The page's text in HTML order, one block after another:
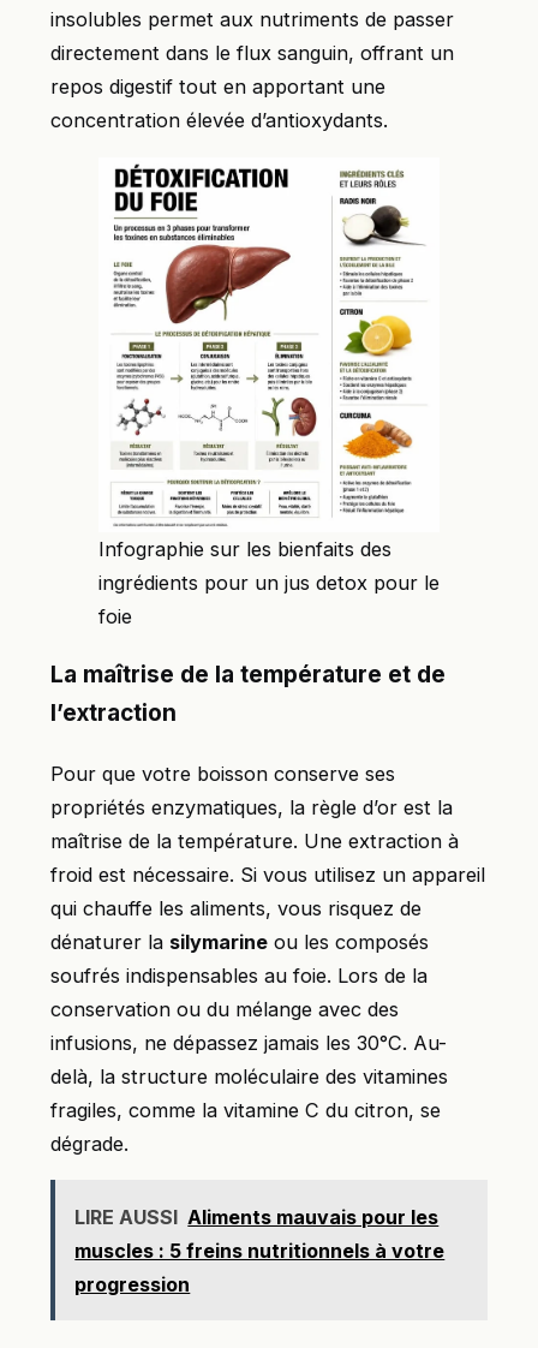
insolubles permet aux nutriments de passer
directement dans le flux sanguin, offrant un
repos digestif tout en apportant une
concentration élevée d’antioxydants.
Infographie sur les bienfaits des
ingrédients pour un jus detox pour le
foie
La maîtrise de la température et de
l’extraction
Pour que votre boisson conserve ses
propriétés enzymatiques, la règle d’or est la
maîtrise de la température. Une extraction à
froid est nécessaire. Si vous utilisez un appareil
qui chauffe les aliments, vous risquez de
dénaturer la silymarine ou les composés
soufrés indispensables au foie. Lors de la
conservation ou du mélange avec des
infusions, ne dépassez jamais les 30°C. Au-
delà, la structure moléculaire des vitamines
fragiles, comme la vitamine C du citron, se
dégrade.
LIRE AUSSI Aliments mauvais pour les
muscles : 5 freins nutritionnels à votre
progression